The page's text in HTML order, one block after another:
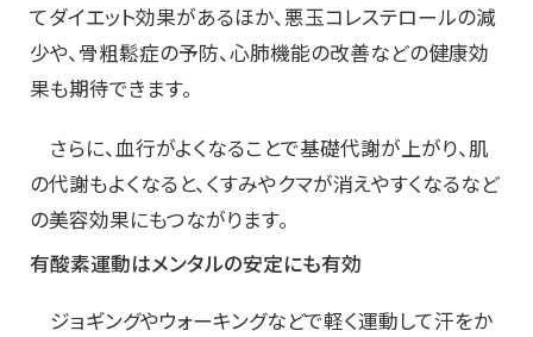
てダイエット効果があるほか、悪玉コレステロールの減
少や、骨粗鬆症の予防、心肺機能の改善などの健康効
果も期待できます。
さらに、血行がよくなることで基礎代謝が上がり、肌
の代謝もよくなると、くすみやクマが消えやすくなるなど
の美容効果にもつながります。
有酸素運動はメンタルの安定にも有効
ジョギングやウォーキングなどで軽く運動して汗をか